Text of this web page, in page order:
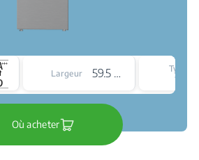
Largeur 59.5 cm
Type
froid
Où acheter